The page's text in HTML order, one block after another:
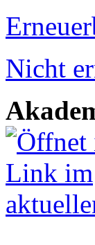
Nicht